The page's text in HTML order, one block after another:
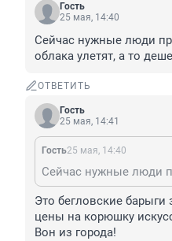
Гость
25 мая, 14:40
Сейчас нужные люди
облака улетят, а то
ОТВЕТИТЬ
Гость
25 мая, 14:41
Гость25 мая, 14:40
Это бегловские
цены на корюшку
Вон из города!